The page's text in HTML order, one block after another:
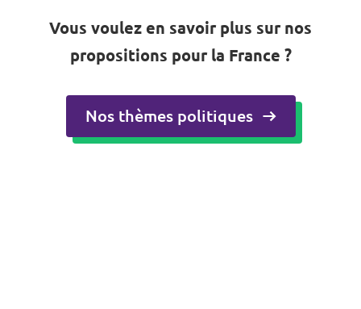
Vous voulez en savoir plus sur nos
propositions pour la France ?
Nos thèmes politiques